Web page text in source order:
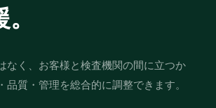
なく、お客様と検査機関の間に立つか
品質・管理を総合的に調整できます。